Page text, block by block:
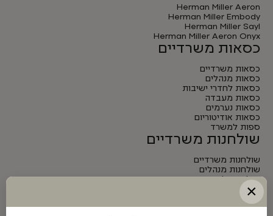
Herman Miller Aeron
Herman Miller Embody
Herman Miller Sayl
Herman Miller Aeron Onyx
כסאות משרדיים
כסאות משרדיים
כסאות מנהלים
כסאות לחדרי ישיבות
כסאות מעבדה
כסאות נערמים
כסאות אודיטוריום
ספות למשרד
שולחנות משרדיים
שולחנות משרדיים
שולחנות מנהלים
שולחנות לחדרי ישיבות
שולחנות מתכווננים חשמליים
×